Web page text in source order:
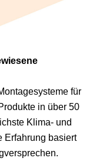
für
in über 50
Klima- und
Erfahrung basiert